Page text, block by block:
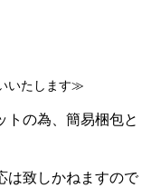
いたします≫
トの為、簡易梱包と
は致しかねますので